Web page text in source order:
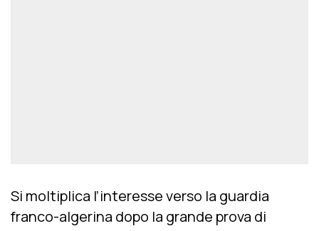
Si moltiplica l’interesse verso la guardia
franco-algerina dopo la grande prova di